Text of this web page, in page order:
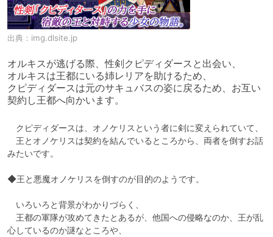
出典： img.dlsite.jp
オルキスが逃げる際、性剣クピディダースと出会い、
オルキスは王都にいる姉レリアを助けるため、
クピディダースは元のサキュバスの姿に戻るため、お互い
契約し王都へ向かいます。
クピディダースは、オノケリスという者に剣に変えられていて、
王とオノケリスは契約を結んでいるところから、両者を倒すお話
みたいです。
◆王と悪魔オノケリスを倒すのが目的のようです。
いろいろと背景がわかりづらく、
王都の軍隊が攻めてきたとあるが、他国への侵略なのか、王が乱
心しているのか謎なところや、